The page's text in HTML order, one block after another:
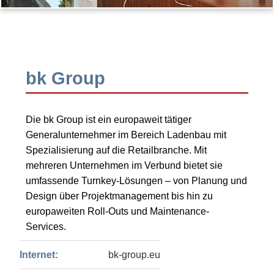
Internet: bk-group.eu
bk Group
Die bk Group ist ein europaweit tätiger
Generalunternehmer im Bereich Ladenbau mit
Spezialisierung auf die Retailbranche. Mit
mehreren Unternehmen im Verbund bietet sie
umfassende Turnkey-Lösungen – von Planung und
Design über Projektmanagement bis hin zu
europaweiten Roll-Outs und Maintenance-
Services.